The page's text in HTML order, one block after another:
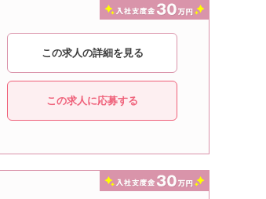
この求人の詳細を見る
この求人に応募する